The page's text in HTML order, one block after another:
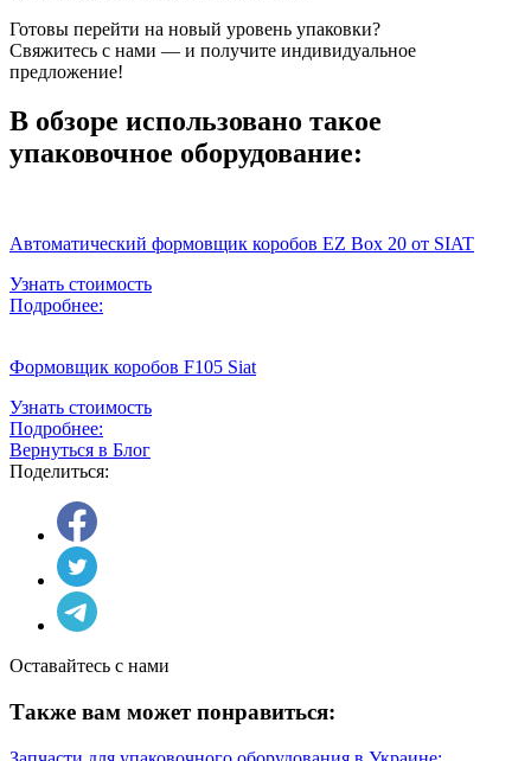
Готовы перейти на новый уровень упаковки?
Свяжитесь с нами — и получите индивидуальное
предложение!
В обзоре использовано такое
упаковочное оборудование:
Автоматический формовщик коробов EZ Box 20 от SIAT
Узнать стоимость
Подробнее:
Формовщик коробов F105 Siat
Узнать стоимость
Подробнее:
Вернуться в Блог
Поделиться:
Оставайтесь с нами
Также вам может понравиться: